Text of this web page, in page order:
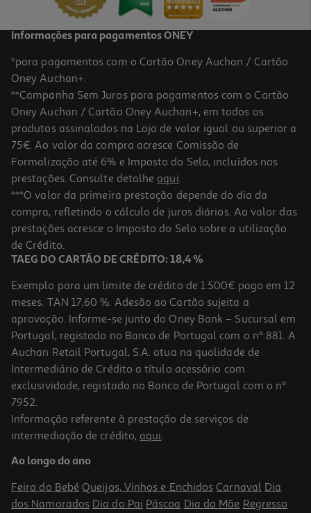
-10%
Livro Eu Quero Isso Já! De A.p. Hernández
10.71 €/un
11,90 € PVP de editor
10,71 €
-33%
Panda Vamos À Escola?
9.3 €/un
PVP de editor
9,30 €
Promoção
Informações para pagamentos ONEY
*para pagamentos com o Cartão Oney Auchan / Cartão
Oney Auchan+.
**Campanha Sem Juros para pagamentos com o Cartão
Oney Auchan / Cartão Oney Auchan+, em todos os
produtos assinalados na Loja de valor igual ou superior a
75€. Ao valor da compra acresce Comissão de
Formalização até 6% e Imposto do Selo, incluídos nas
prestações. Consulte detalhe aqui.
***O valor da primeira prestação depende do dia da
compra, refletindo o cálculo de juros diários. Ao valor das
prestações acresce o Imposto do Selo sobre a utilização
de Crédito.
TAEG DO CARTÃO DE CRÉDITO: 18,4 %
Exemplo para um limite de crédito de 1.500€ pago em 12
meses. TAN 17,60 %. Adesão ao Cartão sujeita a
aprovação. Informe-se junto do Oney Bank – Sucursal em
Portugal, registado no Banco de Portugal com o nº 881. A
Auchan Retail Portugal, S.A. atua na qualidade de
Intermediário de Crédito a título acessório com
exclusividade, registado no Banco de Portugal com o nº
7952.
Informação referente à prestação de serviços de
intermediação de crédito, aqui.
Ao longo do ano
Feira do Bebé Queijos, Vinhos e Enchidos Carnaval Dia
dos Namorados Dia do Pai Páscoa Dia da Mãe Regresso